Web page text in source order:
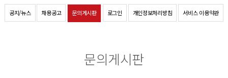
공지/뉴스 채용공고 문의게시판 로그인 개인정보처리방침 서비스 이용약관
문의게시판